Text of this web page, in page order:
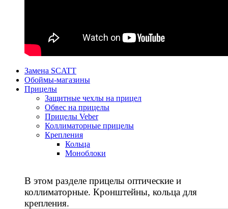
Замена SCATT
Обоймы-магазины
Прицелы
Защитные чехлы на прицел
Обвес на прицелы
Прицелы Veber
Коллиматорные прицелы
Крепления
Кольца
Моноблоки
В этом разделе прицелы оптические и
коллиматорные. Кронштейны, кольца для
крепления.